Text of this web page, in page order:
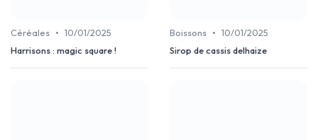
Céréales • 10/01/2025
Harrisons : magic square !
Boissons • 10/01/2025
Sirop de cassis delhaize